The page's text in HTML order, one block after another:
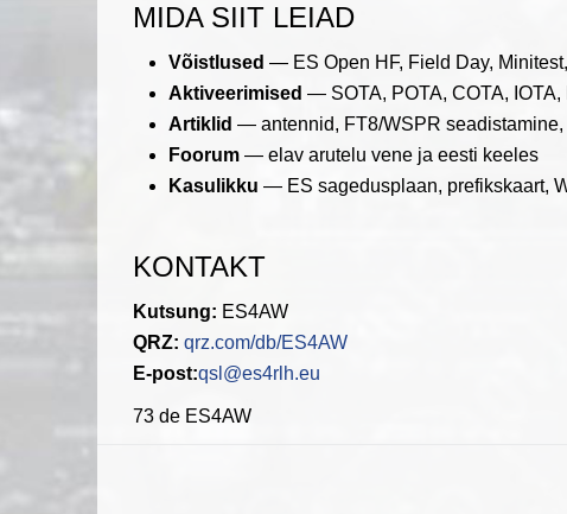
MIDA SIIT LEIAD
Võistlused — ES Open HF, Field Day,
Aktiveerimised — SOTA, POTA, COTA,
Artiklid — antennid, FT8/WSPR
Foorum — elav arutelu vene ja eesti keeles
Kasulikku — ES sagedusplaan, prefikskaart,
KONTAKT
Kutsung: ES4AW
QRZ: qrz.com/db/ES4AW
E-post:qsl@es4rlh.eu
73 de ES4AW